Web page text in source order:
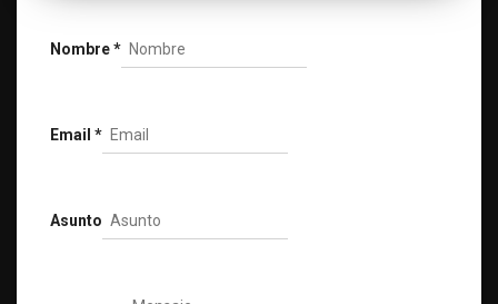
Nombre*
Email *
Asunto